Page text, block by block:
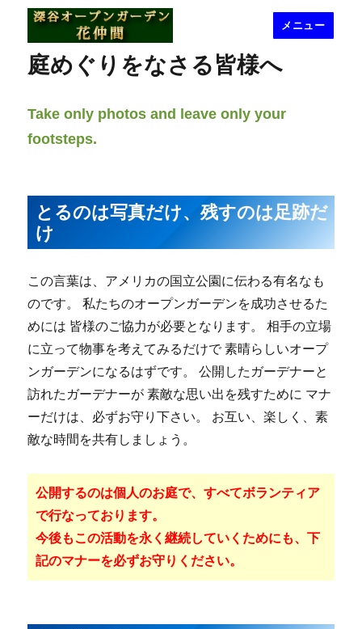
深谷オープンガーデン花仲間
メニュー
庭めぐりをなさる皆様へ
Take only photos and leave only your
footsteps.
とるのは写真だけ、残すのは足跡だ
け
この言葉は、アメリカの国立公園に伝わる有名なも
のです。 私たちのオープンガーデンを成功させるた
めには 皆様のご協力が必要となります。 相手の立場
に立って物事を考えてみるだけで 素晴らしいオープ
ンガーデンになるはずです。 公開したガーデナーと
訪れたガーデナーが 素敵な思い出を残すために マナ
ーだけは、必ずお守り下さい。 お互い、楽しく、素
敵な時間を共有しましょう。
公開するのは個人のお庭で、すべてボランティア
で行なっております。
今後もこの活動を永く継続していくためにも、下
記のマナーを必ずお守りください。